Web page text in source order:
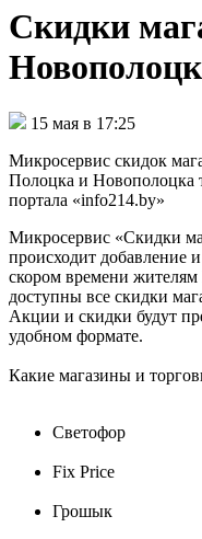
Скидки
15 мая в 17:25
Микросервис скидок
Полоцка и Новополоцка
портала «info214.by»
Микросервис «Скидки
происходит добавление
скором времени
доступны все скидки
Акции и скидки будут
удобном формате.
Какие магазины и
Светофор
Fix Price
Грошык